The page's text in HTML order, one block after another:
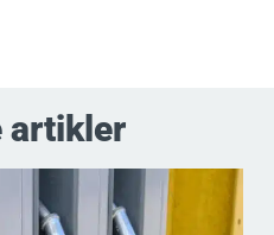
artikler